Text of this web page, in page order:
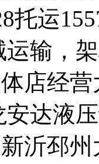
托运
输，
店经
达液
沂邳